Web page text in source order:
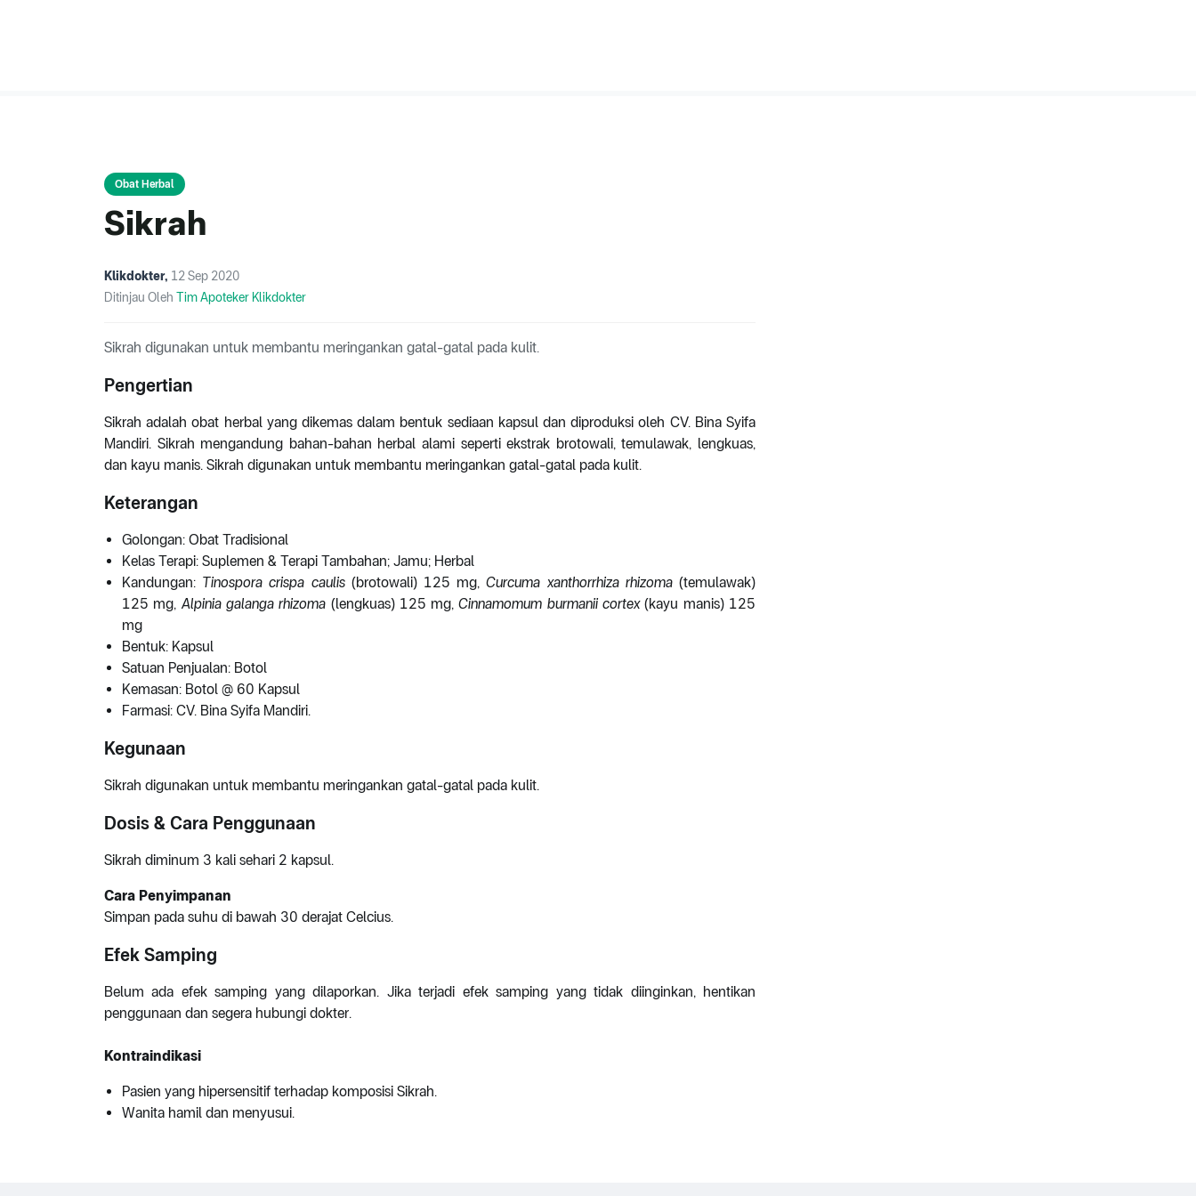
Obat Herbal
Sikrah
Klikdokter, 12 Sep 2020
Ditinjau Oleh Tim Apoteker Klikdokter
Sikrah digunakan untuk membantu meringankan gatal-gatal pada kulit.
Pengertian
Sikrah adalah obat herbal yang dikemas dalam bentuk sediaan kapsul dan diproduksi oleh CV. Bina Syifa
Mandiri. Sikrah mengandung bahan-bahan herbal alami seperti ekstrak brotowali, temulawak, lengkuas,
dan kayu manis. Sikrah digunakan untuk membantu meringankan gatal-gatal pada kulit.
Keterangan
Golongan: Obat Tradisional
Kelas Terapi: Suplemen & Terapi Tambahan; Jamu; Herbal
Kandungan: Tinospora crispa caulis(brotowali) 125 mg,Curcuma xanthorrhiza rhizoma(temulawak)
125 mg, Alpinia galanga rhizoma (lengkuas) 125 mg,Cinnamomum burmanii cortex(kayu manis) 125
mg
Bentuk: Kapsul
Satuan Penjualan: Botol
Kemasan: Botol @ 60 Kapsul
Farmasi: CV. Bina Syifa Mandiri.
Kegunaan
Sikrah digunakan untuk membantu meringankan gatal-gatal pada kulit.
Dosis & Cara Penggunaan
Sikrah diminum 3 kali sehari 2 kapsul.
Cara Penyimpanan
Simpan pada suhu di bawah 30 derajat Celcius.
Efek Samping
Belum ada efek samping yang dilaporkan. Jika terjadi efek samping yang tidak diinginkan, hentikan
penggunaan dan segera hubungi dokter.
Kontraindikasi
Pasien yang hipersensitif terhadap komposisi Sikrah.
Wanita hamil dan menyusui.